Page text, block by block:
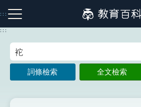
到
主
:::
注音索引圖示 筆畫索引圖示
:::
詞條檢索 全文檢索